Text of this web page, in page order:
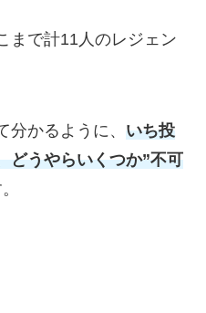
まで計11人のレジェン
かるように、 いち投
どうやらいくつか”不可